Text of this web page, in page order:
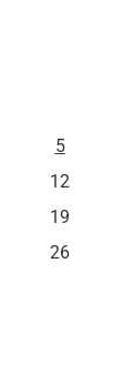
5
12
19
26